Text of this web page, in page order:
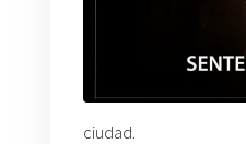
ciudad.